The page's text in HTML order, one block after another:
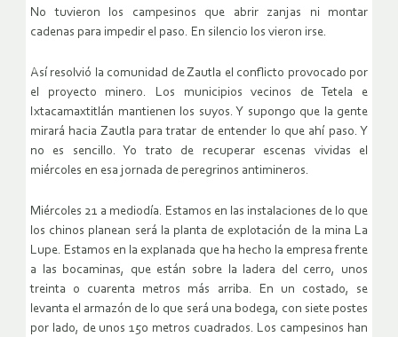
No tuvieron los campesinos que abrir zanjas ni montar
cadenas para impedir el paso. En silencio los vieron irse.
Así resolvió la comunidad de Zautla el conflicto provocado por
el proyecto minero. Los municipios vecinos de Tetela e
Ixtacamaxtitlán mantienen los suyos. Y supongo que la gente
mirará hacia Zautla para tratar de entender lo que ahí paso. Y
no es sencillo. Yo trato de recuperar escenas vividas el
miércoles en esa jornada de peregrinos antimineros.
Miércoles 21 a mediodía. Estamos en las instalaciones de lo que
los chinos planean será la planta de explotación de la mina La
Lupe. Estamos en la explanada que ha hecho la empresa frente
a las bocaminas, que están sobre la ladera del cerro, unos
treinta o cuarenta metros más arriba. En un costado, se
levanta el armazón de lo que será una bodega, con siete postes
por lado, de unos 150 metros cuadrados. Los campesinos han